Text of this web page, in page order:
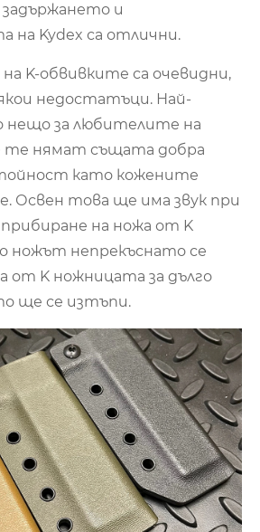
задържането и
на Kydex са отлични.
K-обвивките са очевидни,
недостатъци. Най-
нещо за любителите на
те нямат същата добра
като кожените
Освен това ще има звук при
на ножа от K
ножът непрекъснато се
от K ножницата за дълго
ще се изтъпи.